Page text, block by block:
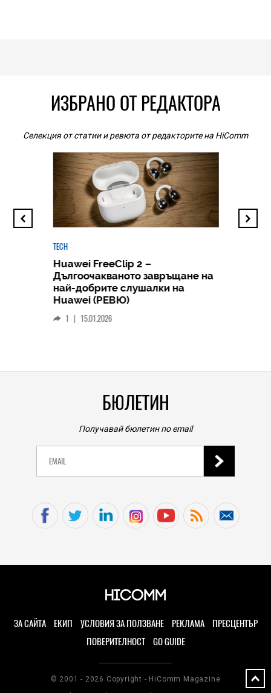
ИЗБРАНО ОТ РЕДАКТОРА
Селекция от статии и ревюта от редакторите на HiComm
TECH
Huawei FreeClip 2 –
Дългоочакваното завръщане на
най-добрите слушалки на
Huawei (РЕВЮ)
1 | 15.01.2026
БЮЛЕТИН
Получавай бюлетин по email
ЗА САЙТА ЕКИП УСЛОВИЯ ЗА ПОЛЗВАНЕ РЕКЛАМА
ПРЕСЦЕНТЪР
ПОВЕРИТЕЛНОСТ
GO GUIDE
© 2001 - 2026 Copyright - HiComm Magazine